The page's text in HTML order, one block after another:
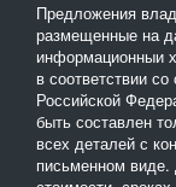
Предложения
размещенные на
информационныи
в соответствии
Российской
быть составлен
всех деталей с
письменном